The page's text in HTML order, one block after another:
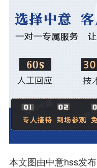
本文图由中意hss发布